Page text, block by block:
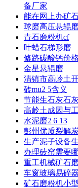
备厂家
能在网上办矿
球磨高压悬辊
青石磨粉机cf
叶蜡石梯形磨
修路碳酸钙价格
金星悬辊磨
清镇市高岭土
砖mu2 5含义
节能生石灰石
高岭土成因与
水泥磨2 6 13
彭州优质裂解
生产泥子设备
办理砖窑需要
重工机械矿石
车窗玻璃易碎器
矿石磨粉机小